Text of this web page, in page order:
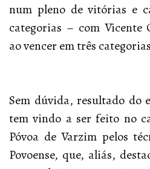
num pleno de vitórias e
categorias – com Vicente
ao vencer em três
Sem dúvida, resultado do
tem vindo a ser feito no
Póvoa de Varzim pelos
Povoense, que, aliás,